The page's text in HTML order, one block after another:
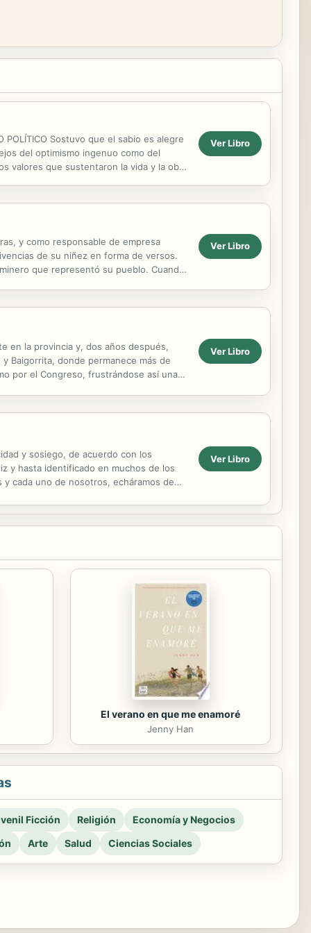
POLÍTICO Sostuvo que el sabio es alegre
del optimismo ingenuo como del
valores que sustentaron la vida y la obra
Ver Libro
y como responsable de empresa
de su niñez en forma de versos.
que representó su pueblo. Cuando
Ver Libro
en la provincia y, dos años después,
Baigorrita, donde permanece más de
por el Congreso, frustrándose así una
Ver Libro
y sosiego, de acuerdo con los
y hasta identificado en muchos de los
cada uno de nosotros, echáramos de
Ver Libro
El verano en que me enamoré
Jenny Han
Ficción Religión
Economía y Negocios
Arte Salud Ciencias Sociales